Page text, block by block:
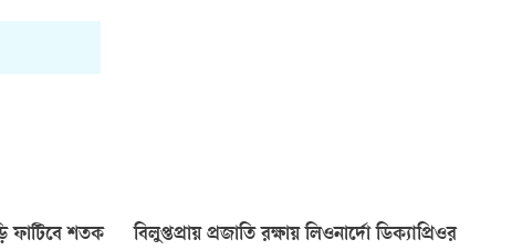
ফাটিবে শতক
বিলুপ্তপ্রায় প্রজাতি রক্ষায় লিওনার্দো ডিক্যাপ্রিওর